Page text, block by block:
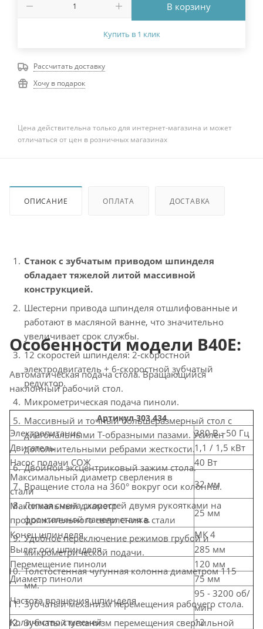
В корзину
Купить в 1 клик
Рассчитать доставку
Хочу в подарок
Цена действительна только для интернет-магазина и может
отличаться от цен в розничных магазинах
ОПИСАНИЕ ОПЛАТА ДОСТАВКА
Станок с зубчатым приводом шпинделя
обладает тяжелой литой массивной
конструкцией.
Шестерни привода шпинделя отшлифованные и
работают в масляной ванне, что значительно
увеличивает срок службы.
12 скоростей шпинделя: 2-скоростной
электродвигатель + 6-скоростной зубчатый
редуктор.
Микрометрическая подача пиноли.
Массивный и точный большеразмерный стол с
диагональными Т-образными пазами. Усилен
дополнительными ребрами жесткости.
Двойной эксцентриковый зажим стола.
Вращение стола на 360° вокруг оси колонны.
Легкая смена скоростей двумя рукоятками на
фронтальной панели станка.
Удобное переключение режимов грубой и
микрометрической подачи.
Толстостенная чугунная колонна диаметром 115
мм.
Зубчатый механизм перемещения рабочего стола.
Зубчатый механизм перемещения сверлильной
Особенности модели B40E:
Автоматическая подача стола. Вращающийся
наклонный рабочий стол.
Артикул303 434
Электропитание
380 В ~50 Гц
Двигатель
1,1 / 1,5 кВт
Насос подачи СОЖ
40 Вт
Максимальный диаметр сверления в
стали
32 мм
Максимальный диаметр
продолжительного сверления в стали
25 мм
Конец шпинделя
МК 4
Вылет оси шпинделя
285 мм
Перемещение пиноли
120 мм
Диаметр пиноли
75 мм
Частота вращения шпинделя
95 - 3200 об/
мин
Количество ступеней
12